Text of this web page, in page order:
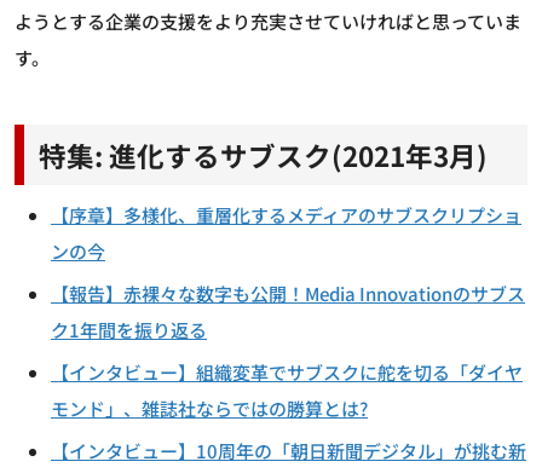
ようとする企業の支援をより充実させていければと思っていま
す。
特集: 進化するサブスク(2021年3月)
【序章】多様化、重層化するメディアのサブスクリプショ
ンの今
【報告】赤裸々な数字も公開！Media Innovationのサブス
ク1年間を振り返る
【インタビュー】組織変革でサブスクに舵を切る「ダイヤ
モンド」、雑誌社ならではの勝算とは?
【インタビュー】10周年の「朝日新聞デジタル」が挑む新